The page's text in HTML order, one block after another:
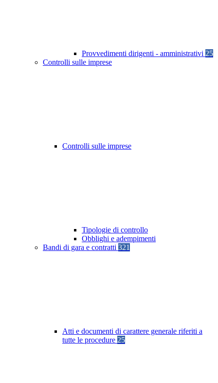
Provvedimenti dirigenti - amministrativi 25
Controlli sulle imprese
Controlli sulle imprese
Tipologie di controllo
Obblighi e adempimenti
Bandi di gara e contratti 321
Atti e documenti di carattere generale riferiti a
tutte le procedure 25